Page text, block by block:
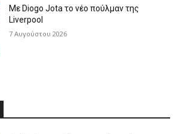
Με Diogo Jota το νέο πούλμαν της
Liverpool
7 Αυγούστου 2026